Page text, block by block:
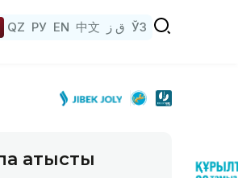
QZ РУ EN 中文 ق ز ЎЗ
қатысты